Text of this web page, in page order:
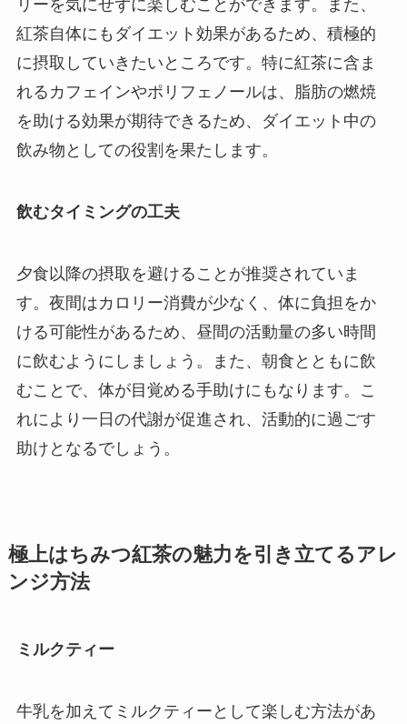
リーを気にせずに楽しむことができます。また、
紅茶自体にもダイエット効果があるため、積極的
に摂取していきたいところです。特に紅茶に含ま
れるカフェインやポリフェノールは、脂肪の燃焼
を助ける効果が期待できるため、ダイエット中の
飲み物としての役割を果たします。
飲むタイミングの工夫
夕食以降の摂取を避けることが推奨されていま
す。夜間はカロリー消費が少なく、体に負担をか
ける可能性があるため、昼間の活動量の多い時間
に飲むようにしましょう。また、朝食とともに飲
むことで、体が目覚める手助けにもなります。こ
れにより一日の代謝が促進され、活動的に過ごす
助けとなるでしょう。
極上はちみつ紅茶の魅力を引き立てるアレ
ンジ方法
ミルクティー
牛乳を加えてミルクティーとして楽しむ方法があ